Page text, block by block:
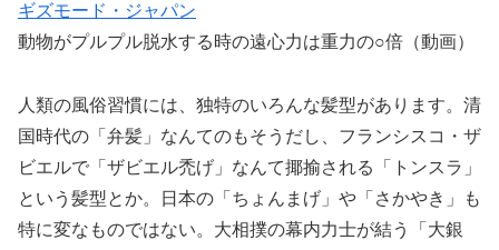
ギズモード・ジャパン
動物がプルプル脱水する時の遠心力は重力の○倍（動画）
人類の風俗習慣には、独特のいろんな髪型があります。清
国時代の「弁髪」なんてのもそうだし、フランシスコ・ザ
ビエルで「ザビエル禿げ」なんて揶揄される「トンスラ」
という髪型とか。日本の「ちょんまげ」や「さかやき」も
特に変なものではない。大相撲の幕内力士が結う「大銀